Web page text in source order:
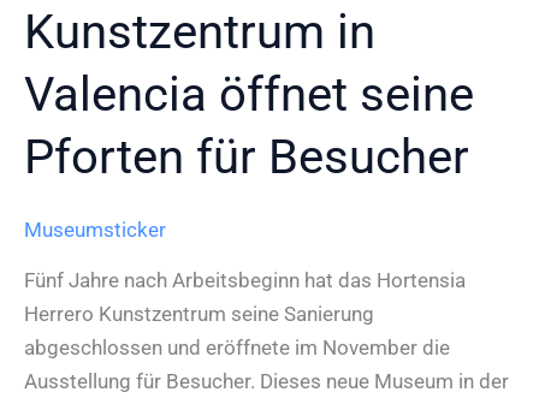
Kunstzentrum in
Valencia öffnet seine
Pforten für Besucher
Museumsticker
Fünf Jahre nach Arbeitsbeginn hat das Hortensia
Herrero Kunstzentrum seine Sanierung
abgeschlossen und eröffnete im November die
Ausstellung für Besucher. Dieses neue Museum in der